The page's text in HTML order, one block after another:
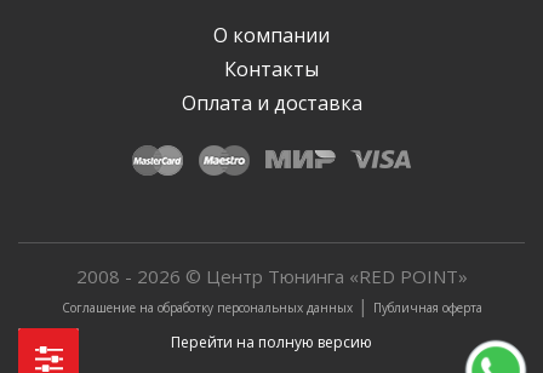
О компании
Контакты
Оплата и доставка
2008 - 2026 © Центр Тюнинга «RED POINT»
Соглашение на обработку персональных данных| Публичная оферта
Перейти на полную версию